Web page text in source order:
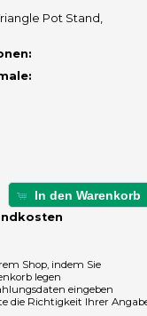
Pot Stand,
In den Warenkorb
Shop, indem Sie
legen
eingeben
die Richtigkeit Ihrer